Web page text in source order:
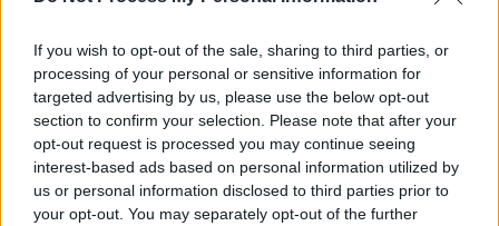
If you wish to opt-out of the sale, sharing to third parties, or
processing of your personal or sensitive information for
targeted advertising by us, please use the below opt-out
section to confirm your selection. Please note that after your
opt-out request is processed you may continue seeing
interest-based ads based on personal information utilized by
us or personal information disclosed to third parties prior to
your opt-out. You may separately opt-out of the further
TAGS Beatrice Mahler covid
Spitalul "Marius Nasta"